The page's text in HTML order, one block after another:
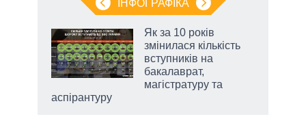
ІНФОГРАФІКА
Як за 10 років
змінилася кількість
вступників на
бакалаврат,
магістратуру та
аспірантуру